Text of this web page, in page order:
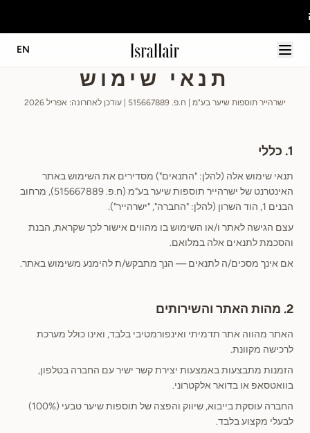
EN
תנאי שימוש
ישרהייר תוספות שיער בע"מ | ח.פ. 515667889 | עודכן לאחרונה: אפריל 2026
1. כללי
תנאי שימוש אלה (להלן: "התנאים") מסדירים את השימוש באתר
האינטרנט של ישרהייר תוספות שיער בע"מ (ח.פ. 515667889), מרחוב
הבנים 1, הוד השרון (להלן: "החברה", "ישרהייר").
עצם הגישה לאתר ו/או השימוש בו מהווים אישור לכך שקראת, הבנת
והסכמת לתנאים אלה במלואם.
אם אינך מסכים/ה לתנאים — הנך מתבקש/ת להימנע משימוש באתר.
2. מהות האתר והשירותים
האתר מהווה אתר תדמיתי ואינפורמטיבי בלבד, ואינו כולל מערכת
לרכישה מקוונת.
הזמנות מתבצעות באמצעות יצירת קשר ישיר עם החברה בטלפון,
בוואטסאפ או בדואר אלקטרוני.
החברה עוסקת בייבוא, שיווק והפצה של תוספות שיער טבעי (100%)
לבעלי מקצוע בלבד.